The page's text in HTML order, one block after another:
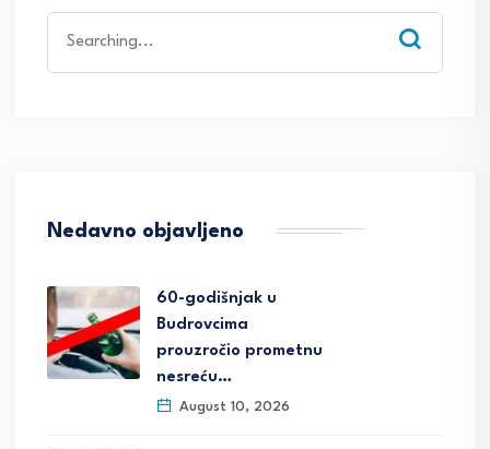
for:
Nedavno objavljeno
60-godišnjak u
Budrovcima
prouzročio prometnu
nesreću…
August 10, 2026